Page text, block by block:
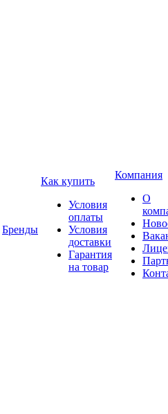
Бренды
Как купить
Условия
оплаты
Условия
доставки
Гарантия
на товар
Компания
О